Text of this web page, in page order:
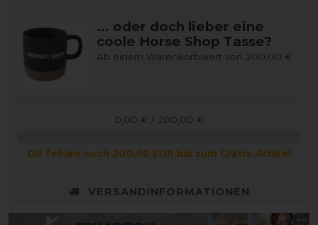
... oder doch lieber eine
coole Horse Shop Tasse?
Ab einem Warenkorbwert von 200,00 €
0,00 € / 200,00 €
Dir fehlen noch 200,00 EUR bis zum Gratis-Artikel
VERSANDINFORMATIONEN